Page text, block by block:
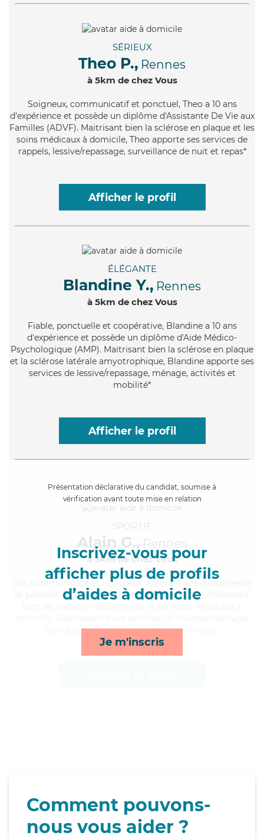
SÉRIEUX
Theo P., Rennes
à 5km de chez Vous
Soigneux, communicatif et ponctuel, Theo a 10 ans
d'expérience et possède un diplôme d'Assistante De Vie aux
Familles (ADVF). Maitrisant bien la sclérose en plaque et les
soins médicaux à domicile, Theo apporte ses services de
rappels, lessive/repassage, surveillance de nuit et repas*
Afficher le profil
ÉLÉGANTE
Blandine Y., Rennes
à 5km de chez Vous
Fiable, ponctuelle et coopérative, Blandine a 10 ans
d'expérience et possède un diplôme d'Aide Médico-
Psychologique (AMP). Maitrisant bien la sclérose en plaque
et la sclérose latérale amyotrophique, Blandine apporte ses
services de lessive/repassage, ménage, activités et
mobilité*
Afficher le profil
Présentation déclarative du candidat, soumise à
vérification avant toute mise en relation
Inscrivez-vous pour
afficher plus de profils
d’aides à domicile
Je m'inscris
SPORTIF
Alain G., Rennes
à 5km de chez Vous
, communicatif et rigoureux, Alain a 4 ans d'expérience
et possède un diplôme d'Etat d'infirmier (DEI). Maitrisant
lever/coucher, compagnie/loisirs et repas*
Comment pouvons-
nous vous aider ?